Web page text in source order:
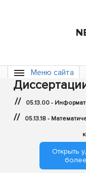
Меню сайта
// 05.13.00 -
// 05.13.18 -
Открыть